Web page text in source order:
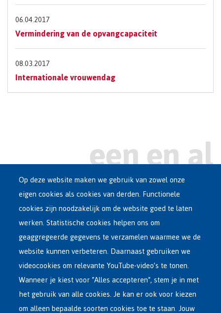
06.04.2017
Vermindering van de opvangcapaciteit
08.03.2017
Internationale vrouwendag
Main
Dutch
Menu
ASIEL IN BELGIË
OPVANGNETWERK
VRIJWILLIGE TERUGKEER
INTERNATIONAAL
OVER FEDASIL
Op deze website maken we gebruik van zowel onze
eigen cookies als cookies van derden. Functionele
cookies zijn noodzakelijk om de website goed te laten
werken. Statistische cookies helpen ons om
geaggregeerde gegevens te verzamelen waarmee we de
website kunnen verbeteren. Daarnaast gebruiken we
videocookies om relevante YouTube-video’s te tonen.
Wanneer je kiest voor "Alles accepteren", stem je in met
het gebruik van alle cookies. Je kan er ook voor kiezen
om alleen bepaalde soorten cookies toe te staan. Jouw